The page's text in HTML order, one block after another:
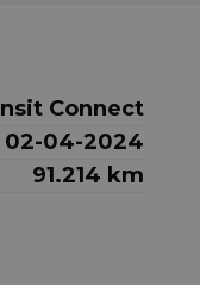
Connect
02-04-2024
91.214 km